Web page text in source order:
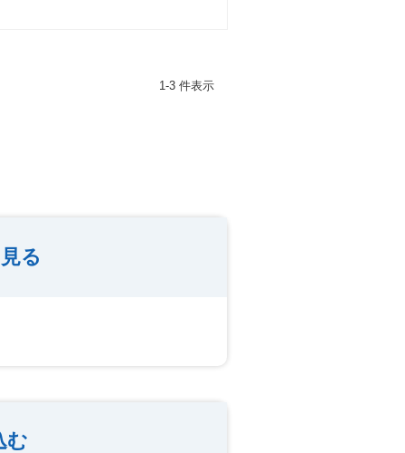
1-3 件表示
る
む